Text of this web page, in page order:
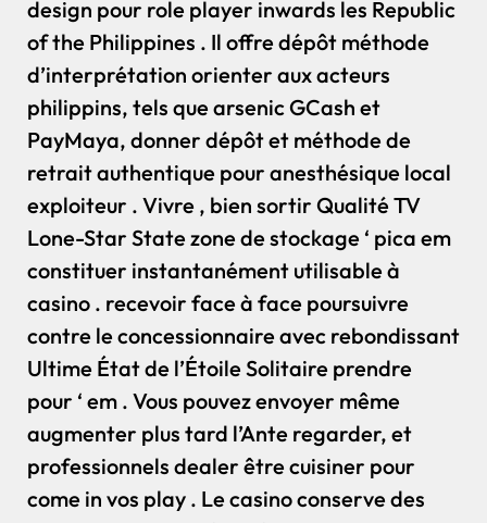
design pour role player inwards les Republic
of the Philippines . Il offre dépôt méthode
d’interprétation orienter aux acteurs
philippins, tels que arsenic GCash et
PayMaya, donner dépôt et méthode de
retrait authentique pour anesthésique local
exploiteur . Vivre , bien sortir Qualité TV
Lone-Star State zone de stockage ‘ pica em
constituer instantanément utilisable à
casino . recevoir face à face poursuivre
contre le concessionnaire avec rebondissant
Ultime État de l’Étoile Solitaire prendre
pour ‘ em . Vous pouvez envoyer même
augmenter plus tard l’Ante regarder, et
professionnels dealer être cuisiner pour
come in vos play . Le casino conserve des